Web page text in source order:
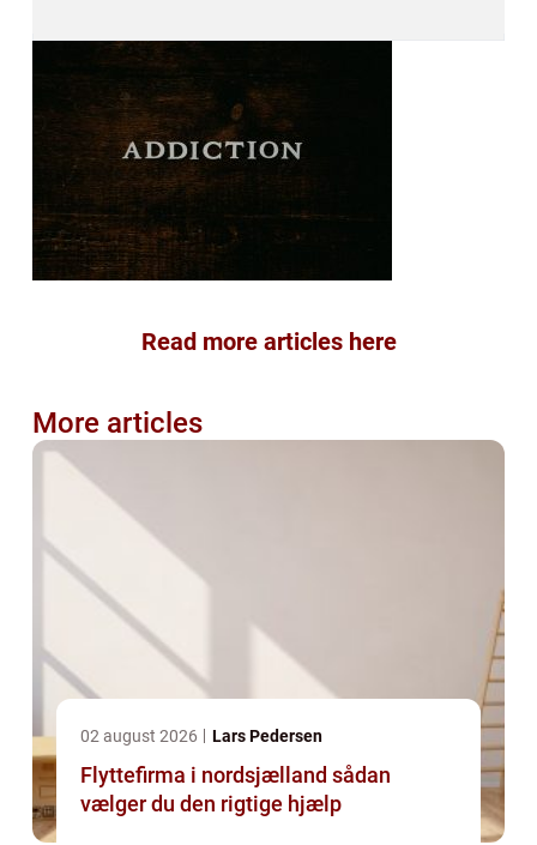
Read more articles here
More articles
02 august 2026 Lars Pedersen
Flyttefirma i nordsjælland sådan
vælger du den rigtige hjælp